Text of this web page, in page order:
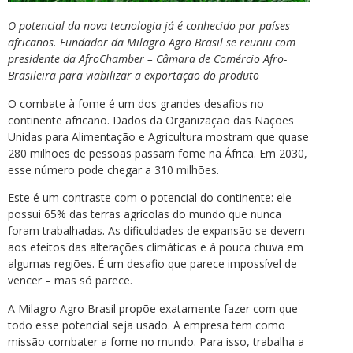
O potencial da nova tecnologia já é conhecido por países
africanos. Fundador da Milagro Agro Brasil se reuniu com
presidente da AfroChamber – Câmara de Comércio Afro-
Brasileira para viabilizar a exportação do produto
O combate à fome é um dos grandes desafios no
continente africano. Dados da Organização das Nações
Unidas para Alimentação e Agricultura mostram que quase
280 milhões de pessoas passam fome na África. Em 2030,
esse número pode chegar a 310 milhões.
Este é um contraste com o potencial do continente: ele
possui 65% das terras agrícolas do mundo que nunca
foram trabalhadas. As dificuldades de expansão se devem
aos efeitos das alterações climáticas e à pouca chuva em
algumas regiões. É um desafio que parece impossível de
vencer – mas só parece.
A Milagro Agro Brasil propõe exatamente fazer com que
todo esse potencial seja usado. A empresa tem como
missão combater a fome no mundo. Para isso, trabalha a